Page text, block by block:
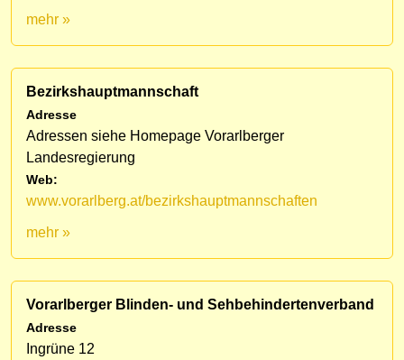
mehr »
Bezirkshauptmannschaft
Adresse
Adressen siehe Homepage Vorarlberger
Landesregierung
Web:
www.vorarlberg.at/bezirkshauptmannschaften
mehr »
Vorarlberger Blinden- und Sehbehindertenverband
Adresse
Ingrüne 12